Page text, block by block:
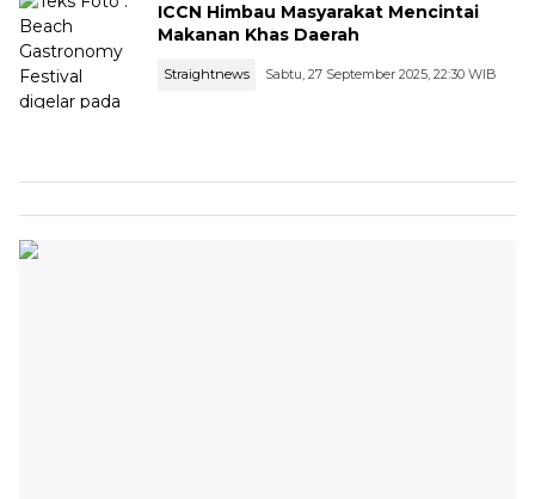
ICCN Himbau Masyarakat Mencintai
Makanan Khas Daerah
Straightnews Sabtu, 27 September 2025, 22:30 WIB